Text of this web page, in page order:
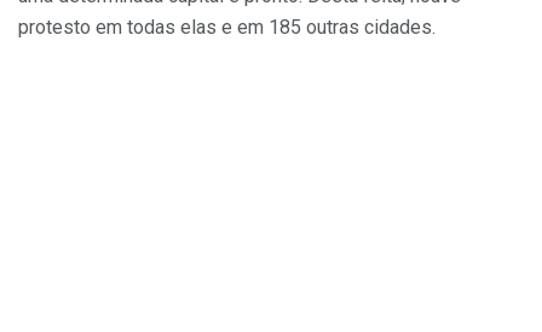
protesto em todas elas e em 185 outras cidades.